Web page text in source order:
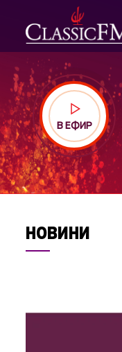
В ЕФИР
НОВИНИ